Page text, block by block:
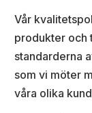
Vår
produkter och
standarderna
som vi möter
våra olika